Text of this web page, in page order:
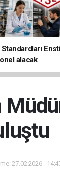
Standardları
alacak
27.02.2026 -